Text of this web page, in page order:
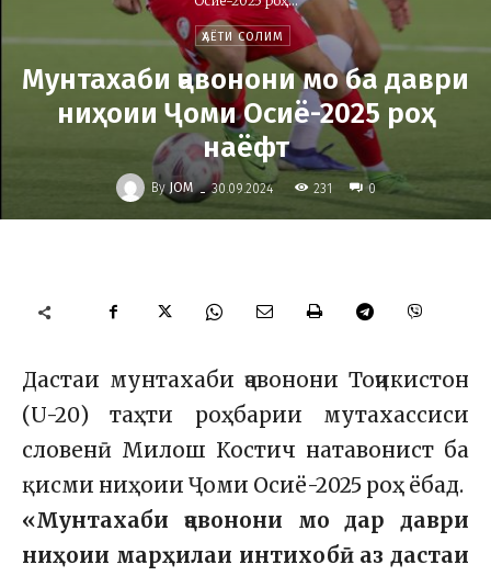
ҲАЁТИ СОЛИМ
Мунтахаби ҷавонони мо ба даври
ниҳоии Ҷоми Осиё-2025 роҳ
наёфт
By JOM - 30.09.2024 231 0
Дастаи мунтахаби ҷавонони Тоҷикистон
(U-20) таҳти роҳбарии мутахассиси
словенӣ Милош Костич натавонист ба
қисми ниҳоии Ҷоми Осиё-2025 роҳ ёбад.
«Мунтахаби ҷавонони мо дар даври
ниҳоии марҳилаи интихобӣ аз дастаи